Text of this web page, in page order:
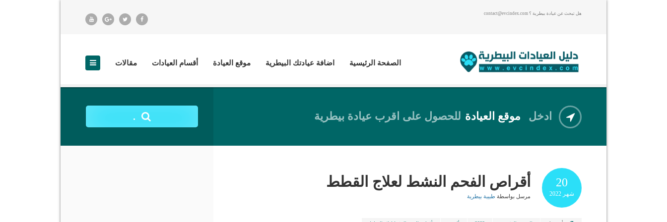
هل تبحث عن عيادة بيطرية ؟ contact@evcindex.com
الصفحة الرئيسية اضافة عيادتك البيطرية موقع العيادة أقسام العيادات مقالات
ادخل موقع العيادة للحصول على اقرب عيادة بيطرية .
20
شهر 2022
أقراص الفحم النشط لعلاج القطط
مرسل بواسطة طبيبة بيطرية